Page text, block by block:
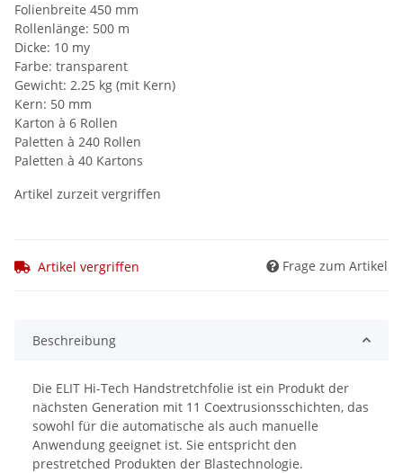
Folienbreite 450 mm
Rollenlänge: 500 m
Dicke: 10 my
Farbe: transparent
Gewicht: 2.25 kg (mit Kern)
Kern: 50 mm
Karton à 6 Rollen
Paletten à 240 Rollen
Paletten à 40 Kartons
Artikel zurzeit vergriffen
Artikel vergriffen Frage zum Artikel
Beschreibung
Die ELIT Hi-Tech Handstretchfolie ist ein Produkt der
nächsten Generation mit 11 Coextrusionsschichten, das
sowohl für die automatische als auch manuelle
Anwendung geeignet ist. Sie entspricht den
prestretched Produkten der Blastechnologie.